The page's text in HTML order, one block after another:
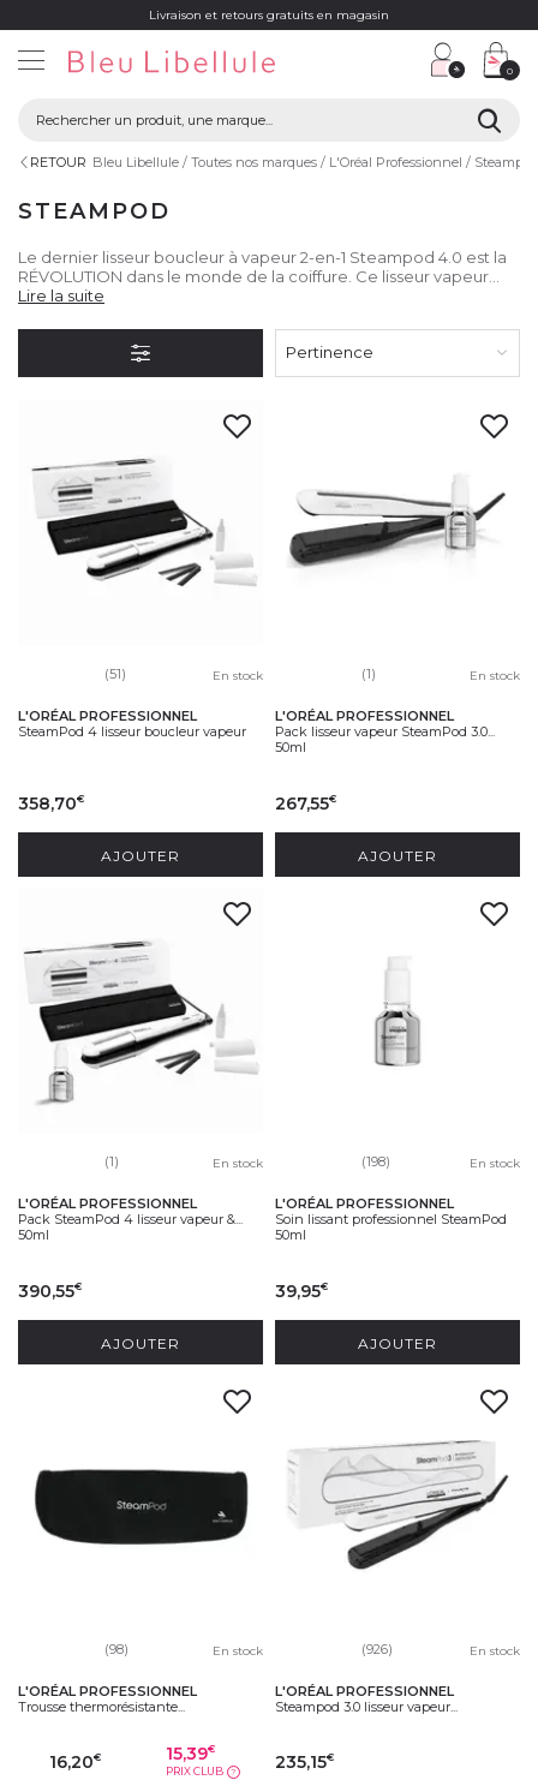
Livraison et retours gratuits en magasin
0
RETOUR Bleu Libellule Toutes nos marques L'Oréal Professionnel Steampod
STEAMPOD
Le dernier lisseur boucleur à vapeur 2-en-1 Steampod 4.0 est la
RÉVOLUTION dans le monde de la coiffure. Ce lisseur vapeur
garantit une efficacité de lissage exceptionnelle sans abîmer la
Lire la suite
Pertinence
(51) En stock
L'ORÉAL PROFESSIONNEL
SteamPod 4 lisseur boucleur vapeur
358,70€
AJOUTER
(1) En stock
L'ORÉAL PROFESSIONNEL
Pack lisseur vapeur SteamPod 3.0...
50ml
267,55€
AJOUTER
(1) En stock
L'ORÉAL PROFESSIONNEL
Pack SteamPod 4 lisseur vapeur &...
50ml
390,55€
AJOUTER
(198) En stock
L'ORÉAL PROFESSIONNEL
Soin lissant professionnel SteamPod
50ml
39,95€
AJOUTER
(98) En stock
L'ORÉAL PROFESSIONNEL
Trousse thermorésistante...
16,20€ 15,39€
PRIX CLUB ?
(926) En stock
L'ORÉAL PROFESSIONNEL
Steampod 3.0 lisseur vapeur...
235,15€